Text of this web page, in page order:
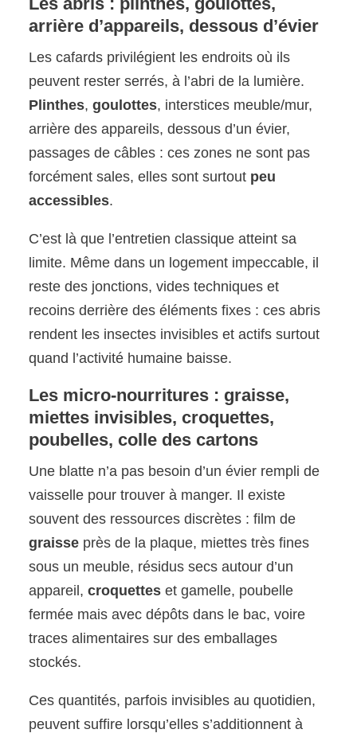
arrière d’appareils, dessous d’évier
Les cafards privilégient les endroits où ils
peuvent rester serrés, à l’abri de la lumière.
Plinthes, goulottes, interstices meuble/mur,
arrière des appareils, dessous d’un évier,
passages de câbles : ces zones ne sont pas
forcément sales, elles sont surtout peu
accessibles.
C’est là que l’entretien classique atteint sa
limite. Même dans un logement impeccable, il
reste des jonctions, vides techniques et
recoins derrière des éléments fixes : ces abris
rendent les insectes invisibles et actifs surtout
quand l’activité humaine baisse.
Les micro-nourritures : graisse,
miettes invisibles, croquettes,
poubelles, colle des cartons
Une blatte n’a pas besoin d’un évier rempli de
vaisselle pour trouver à manger. Il existe
souvent des ressources discrètes : film de
graisseprès de la plaque, miettes très fines
sous un meuble, résidus secs autour d’un
appareil, croquetteset gamelle, poubelle
fermée mais avec dépôts dans le bac, voire
traces alimentaires sur des emballages
stockés.
Ces quantités, parfois invisibles au quotidien,
peuvent suffire lorsqu’elles s’additionnent à